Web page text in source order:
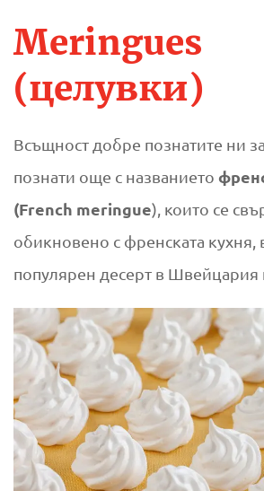
Meringues
(целувки)
Всъщност добре познатите ни
познати още с названието
(French meringue), които се
обикновено с френската кухня,
популярен десерт в Швейцария